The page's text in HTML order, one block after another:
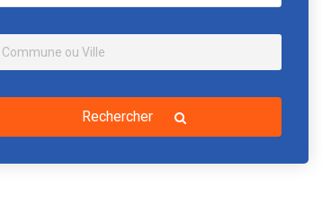
Rechercher